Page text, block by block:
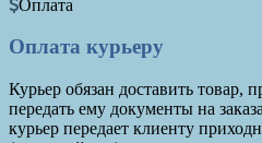
Оплата
Оплата курьеру
Курьер обязан доставить товар,
передать ему документы на
курьер передает клиенту